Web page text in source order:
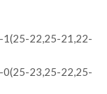
1(25-22,25-21,22-
0(25-23,25-22,25-